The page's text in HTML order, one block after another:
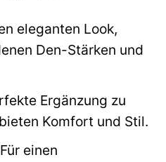
eleganten Look,
Den-Stärken und
Ergänzung zu
Komfort und Stil.
einen